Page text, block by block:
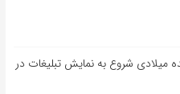
میلادی شروع به نمایش تبلیغات در